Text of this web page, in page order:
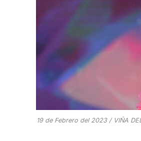
19 de Febrero del 2023 / VIÑA